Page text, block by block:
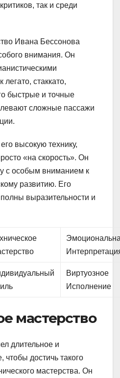
так и среди
Ивана Бессонова
внимания. Он
легато, стаккато,
быстрые и точные
сложные пассажи
высокую технику,
«на скорость». Он
с особым вниманием к
развитию. Его
выразительности и
Виртуозное
Исполнение
мастерство
длительное и
чтобы достичь такого
мастерства. Он